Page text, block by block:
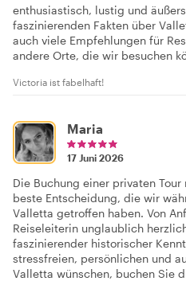
enthusiastisch, lustig und
faszinierenden Fakten über
auch viele Empfehlungen für
andere Orte, die wir besuchen
Victoria ist fabelhaft!
Maria
17 Juni 2026
Die Buchung einer privaten
beste Entscheidung, die wir
Valletta getroffen haben. Von
Reiseleiterin unglaublich
faszinierender historischer
stressfreien, persönlichen und
Valletta wünschen, buchen Sie